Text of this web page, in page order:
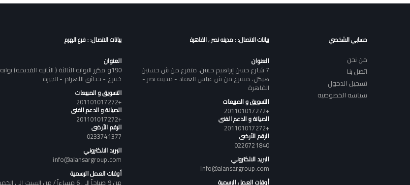
حسابي الشخصي
من نحن
اتصل بنا
تسجيل الدخول
سياسه الخصوصيه
بيانات الاتصال: : مدينه نصر , القاهرة
العنوان
7 شارع حسن إبراهيم حسن، متفرع من ش حسنين
هيكل، متفرع من ش عباس العقاد - مدينة نصر -
القاهرة
التسويق و المبيعات
+201101017272
الصيانة و الدعم الفنى
+201101017272
الرقم الأرضى
0226721840
البريد الالكتروني
info@alansargroup.com
أوقات العمل الرسمية
بيانات الاتصال: : فرع الهرم
العنوان
190و مكرر البوابه الثالثة ( الثانيه القديمه) بوابه
خفرع - حدائق الأهرام - الجيزة
التسويق و المبيعات
+201101017272
الصيانة و الدعم الفنى
+201101017272
الرقم الأرضى
0233741377
البريد الالكتروني
info@alansargroup.com
أوقات العمل الرسمية
من 9 صباحاً إلى 6 مساءاً / من السبت إلى الخميس